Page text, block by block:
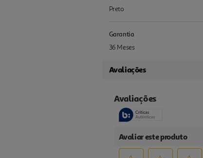
Preto
Garantia
36 Meses
Avaliações